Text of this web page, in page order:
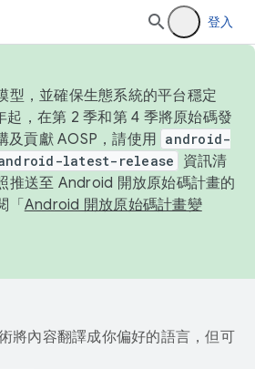
登入
型，並確保生態系統的平台穩定
，在第 2 季和第 4 季將原始碼發
及貢獻 AOSP，請使用 android-
latest-release
資訊清
推送至 Android 開放原始碼計畫的
「 Android 開放原始碼計畫變
將內容翻譯成你偏好的語言，但可